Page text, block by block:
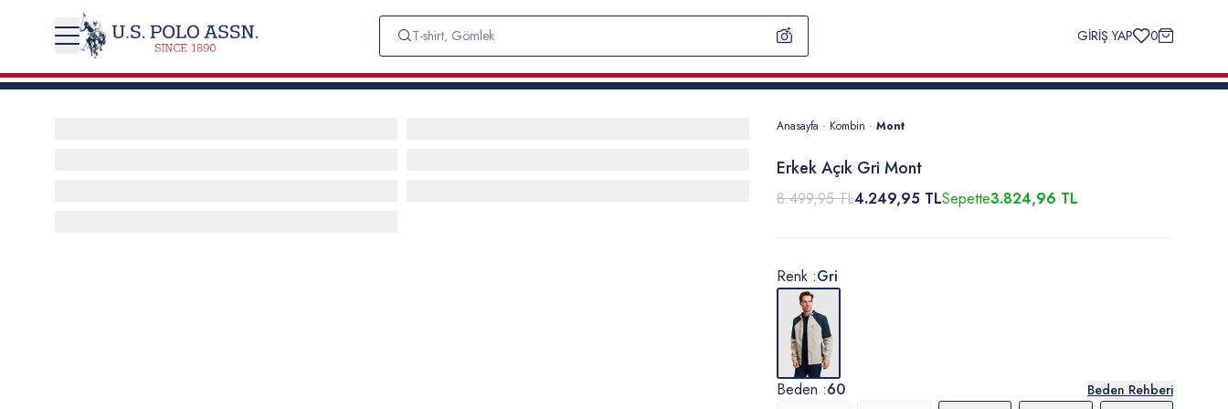
GİRİŞ YAP 0
Anasayfa · Kombin · Mont
Erkek Açık Gri Mont
8.499,95 TL4.249,95 TLSepette3.824,96 TL
Beden :60
Beden Rehberi
Renk :Gri